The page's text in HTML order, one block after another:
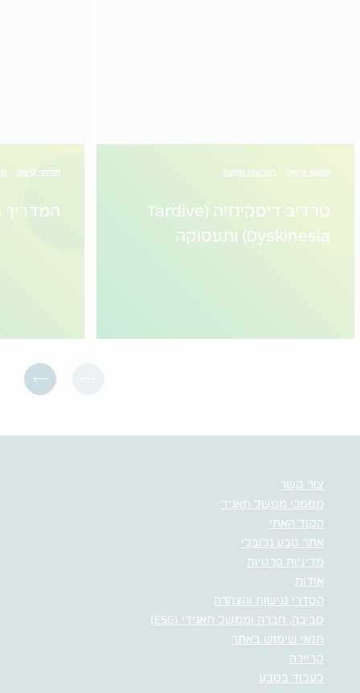
תחומי טיפול הפרעות תנועה
טרדיב דיסקינזיה (Tardive
Dyskinesia) ותעסוקה
תחומי טיפול
המדריך
צור קשר
מסמכי ממשל תאגיד
הקוד האתי
אתר טבע גלובלי
מדיניות פרטיות
אודות
הסדרי נגישות והצהרה
סביבה, חברה וממשל תאגידי (ESG)
תנאי שימוש באתר
קריירה
לעבוד בטבע